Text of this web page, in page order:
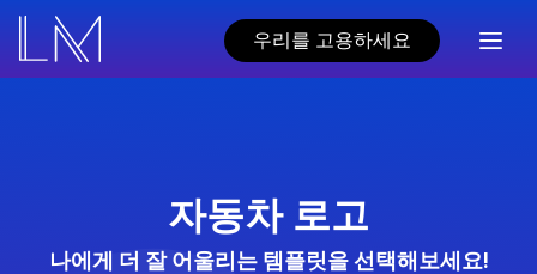
우리를 고용하세요
자동차 로고
나에게 더 잘 어울리는 템플릿을 선택해보세요!